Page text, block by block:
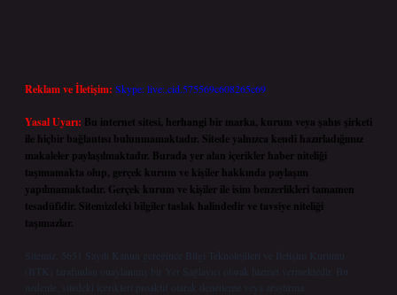
Reklam ve İletişim: Skype: live:.cid.575569c608265c69
Yasal Uyarı: Bu internet sitesi, herhangi bir marka, kurum veya şahıs şirketi
ile hiçbir bağlantısı bulunmamaktadır. Sitede yalnızca kendi hazırladığımız
makaleler paylaşılmaktadır. Burada yer alan içerikler haber niteliği
taşımamakta olup, gerçek kurum ve kişiler hakkında paylaşım
yapılmamaktadır. Gerçek kurum ve kişiler ile isim benzerlikleri tamamen
tesadüfidir. Sitemizdeki bilgiler taslak halindedir ve tavsiye niteliği
taşımazlar.
Sitemiz, 5651 Sayılı Kanun gereğince Bilgi Teknolojileri ve İletişim Kurumu
(BTK) tarafından onaylanmış bir Yer Sağlayıcı olarak hizmet vermektedir. Bu
nedenle, sitedeki içerikleri proaktif olarak denetleme veya araştırma